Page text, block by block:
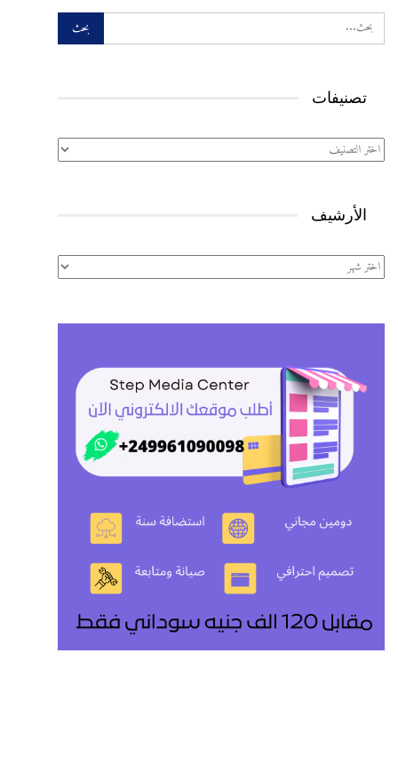
تصنيفات
تصنيفات
الأرشيف
الأرشيف